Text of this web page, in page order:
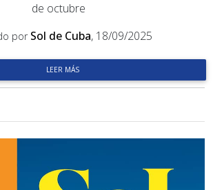
de octubre
por Sol de Cuba, 18/09/2025
LEER MÁS